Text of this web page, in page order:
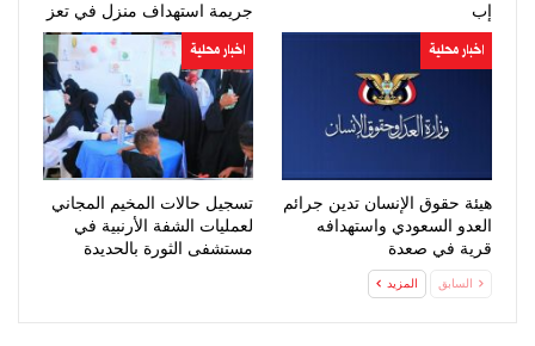
إب
جريمة استهداف منزل في تعز
اخبار محلية
هيئة حقوق الإنسان تدين جرائم
العدو السعودي واستهدافه
قرية في صعدة
اخبار محلية
تسجيل حالات المخيم المجاني
لعمليات الشفة الأرنبية في
مستشفى الثورة بالحديدة
السابق المزيد